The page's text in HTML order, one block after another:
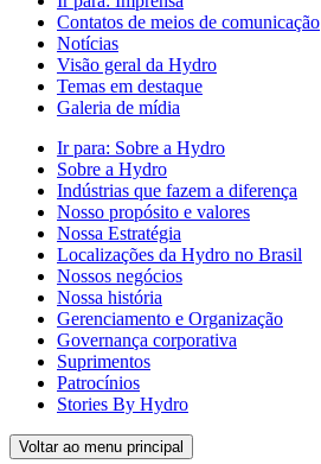
Contatos de meios de comunicação
Notícias
Visão geral da Hydro
Temas em destaque
Galeria de mídia
Ir para: Sobre a Hydro
Sobre a Hydro
Indústrias que fazem a diferença
Nosso propósito e valores
Nossa Estratégia
Localizações da Hydro no Brasil
Nossos negócios
Nossa história
Gerenciamento e Organização
Governança corporativa
Suprimentos
Patrocínios
Stories By Hydro
Voltar ao menu principal